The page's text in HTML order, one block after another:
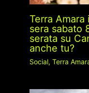
Terra
sera sabato
serata su
anche tu?
Social, Terra